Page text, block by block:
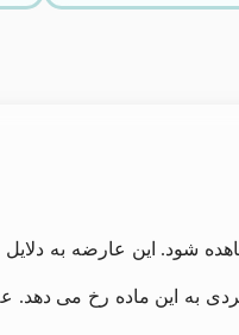
شود. این عارضه به دلایل
به این ماده رخ می ‌دهد.